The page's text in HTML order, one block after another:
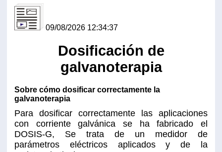
09/08/2026 12:34:37
Dosificación de
galvanoterapia
Sobre cómo dosificar correctamente la
galvanoterapia
Para dosificar correctamente las aplicaciones
con corriente galvánica se ha fabricado el
DOSIS-G, Se trata de un medidor de
parámetros eléctricos aplicados y de la